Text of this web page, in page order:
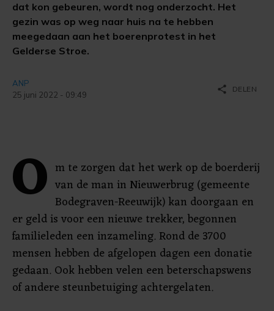
dat kon gebeuren, wordt nog onderzocht. Het
gezin was op weg naar huis na te hebben
meegedaan aan het boerenprotest in het
Gelderse Stroe.
ANP
25 juni 2022 - 09:49
share DELEN
O m te zorgen dat het werk op de boerderij
van de man in Nieuwerbrug (gemeente
Bodegraven-Reeuwijk) kan doorgaan en
er geld is voor een nieuwe trekker, begonnen
familieleden een inzameling. Rond de 3700
mensen hebben de afgelopen dagen een donatie
gedaan. Ook hebben velen een beterschapswens
of andere steunbetuiging achtergelaten.